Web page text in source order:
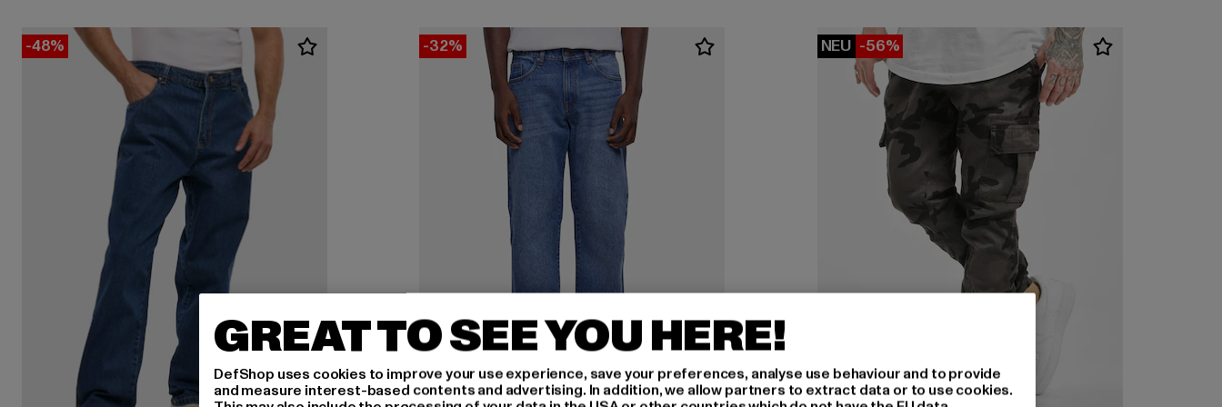
-48% -32% NEU -56%
GREAT TO SEE YOU HERE!
DefShop uses cookies to improve your use experience, save your preferences, analyse use behaviour and to provide
and measure interest-based contents and advertising. In addition, we allow partners to extract data or to use cookies.